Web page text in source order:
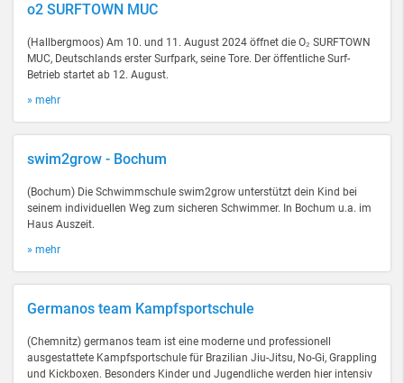
o2 SURFTOWN MUC
(Hallbergmoos) Am 10. und 11. August 2024 öffnet die O₂ SURFTOWN
MUC, Deutschlands erster Surfpark, seine Tore. Der öffentliche Surf-
Betrieb startet ab 12. August.
» mehr
swim2grow - Bochum
(Bochum) Die Schwimmschule swim2grow unterstützt dein Kind bei
seinem individuellen Weg zum sicheren Schwimmer. In Bochum u.a. im
Haus Auszeit.
» mehr
Germanos team Kampfsportschule
(Chemnitz) germanos team ist eine moderne und professionell
ausgestattete Kampfsportschule für Brazilian Jiu-Jitsu, No-Gi, Grappling
und Kickboxen. Besonders Kinder und Jugendliche werden hier intensiv